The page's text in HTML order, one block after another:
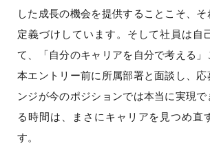
した成長の機会を提供することこそ、
定義づけしています。そして社員は自
て、「自分のキャリアを自分で考える」
本エントリー前に所属部署と面談し、応
ンジが今のポジションでは本当に実現
る時間は、まさにキャリアを見つめ直
す。